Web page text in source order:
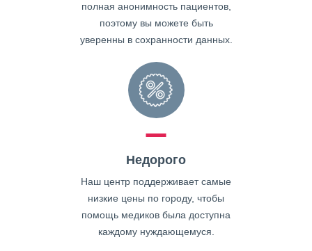
полная анонимность пациентов,
поэтому вы можете быть
уверенны в сохранности данных.
Недорого
Наш центр поддерживает самые
низкие цены по городу, чтобы
помощь медиков была доступна
каждому нуждающемуся.